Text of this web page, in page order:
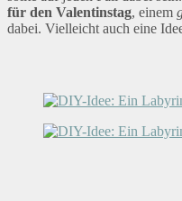
für den Valentinstag, einem
dabei. Vielleicht auch eine